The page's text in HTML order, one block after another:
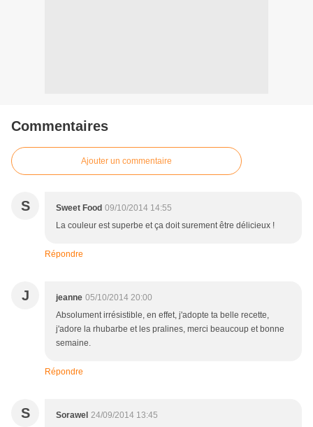
Commentaires
Ajouter un commentaire
S Sweet Food 09/10/2014 14:55
La couleur est superbe et ça doit surement être délicieux !
Répondre
J jeanne 05/10/2014 20:00
Absolument irrésistible, en effet, j'adopte ta belle recette,
j'adore la rhubarbe et les pralines, merci beaucoup et bonne
semaine.
Répondre
S Sorawel 24/09/2014 13:45